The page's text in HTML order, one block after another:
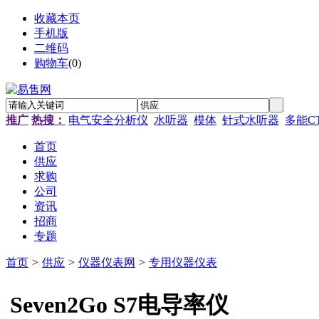
收藏本页
手机版
二维码
购物车(0)
推广 热搜： 电气安全分析仪 水听器 模体 针式水听器 多能
首页
供应
求购
公司
资讯
招商
专题
首页 > 供应 > 仪器仪表网 > 专用仪器仪表
Seven2Go S7电导率仪